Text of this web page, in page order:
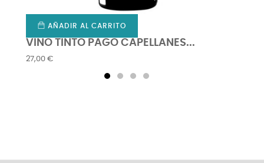
AÑADIR AL CARRITO
VINO TINTO PAGO CAPELLANES...
Precio
27,00 €